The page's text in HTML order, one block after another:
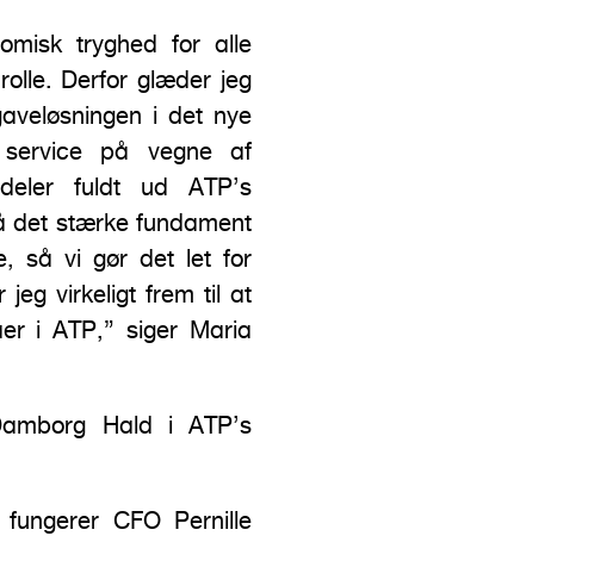
tryghed for alle
Derfor glæder jeg
i det nye
på vegne af
fuldt ud ATP’s
det stærke fundament
så vi gør det let for
jeg virkeligt frem til at
i ATP,” siger Maria
Hald i ATP’s
CFO Pernille